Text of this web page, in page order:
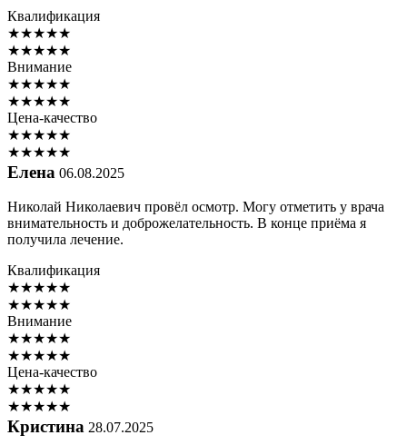
Квалификация
★★★★★
★★★★★
Внимание
★★★★★
★★★★★
Цена-качество
★★★★★
★★★★★
Елена 06.08.2025
Николай Николаевич провёл осмотр. Могу отметить у врача
внимательность и доброжелательность. В конце приёма я
получила лечение.
Квалификация
★★★★★
★★★★★
Внимание
★★★★★
★★★★★
Цена-качество
★★★★★
★★★★★
Кристина 28.07.2025